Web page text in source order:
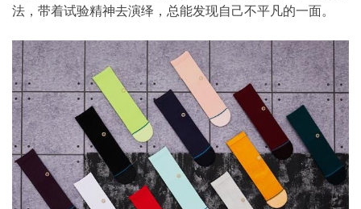
法，带着试验精神去演绎，总能发现自己不平凡的一面。